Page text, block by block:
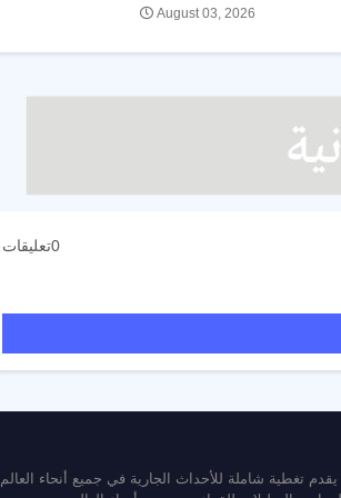
August 03, 2026
0تعليقات
تغطية شاملة للأحداث الجارية في جميع أنحاء